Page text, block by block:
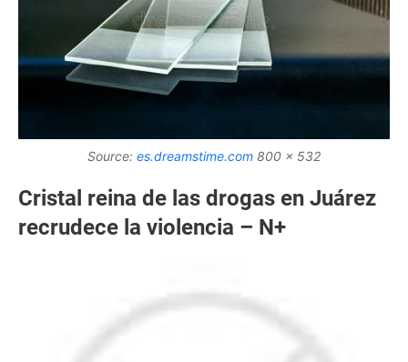
Source: es.dreamstime.com 800 x 532
Cristal reina de las drogas en Juárez
recrudece la violencia – N+